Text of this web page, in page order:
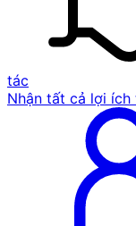
tác
Nhận tất cả lợi